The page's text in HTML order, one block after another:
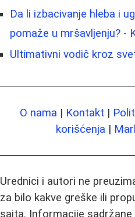
Da li izbacivanje hleba i
pomaže u mršavljenju? -
Ultimativni vodič kroz
O nama | Kontakt |
korišćenja |
Urednici i autori ne
za bilo kakve greške ili
sajta. Informacije